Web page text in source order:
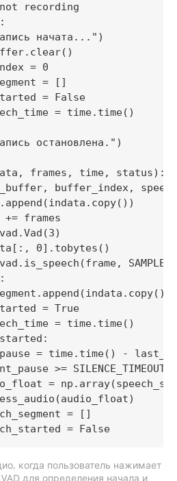
recording
начата...")
= 0
= []
= False
= time.time()
остановлена.")
frames, time, status):
buffer_index,
+= frames
0].tobytes()
= True
= time.time()
= time.time() -
>= SILENCE_TIMEOUT
=
= []
когда пользователь нажимает
для определения начала и